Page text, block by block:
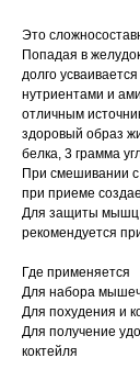
Это
Попадая в
долго
нутриентами и
отличным
здоровый образ
белка, 3 грамма
При смешивании с
при приеме
Для защиты мышц
рекомендуется
Где применяется
Для набора
Для похудения и
Для получение
коктейля